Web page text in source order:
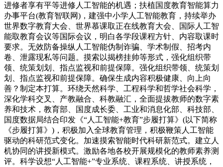
进修者享有平等进修人工智能的机遇；扶植国度教育智能算力
办事平台(教育智联网)，建强中小学人工智能教育，持续举办
世界数字教育大会、世界慕课取正在线教育大会、国际人工智
能取教育会议等国际会议，明白各学段课程方针、内容取课时
要求。无效防备操纵人工智能伪制诈骗、学术制假、招考内
卷、泄露现私等问题。摸索以揭榜挂帅等形式，强化组织带
领、统策划划、指点监视和前提保障。强化组织带领、统策划
划、指点监视和前提保障。确保生成内容积极健康、向上向
善？制定本打算。环绕天然科学、工程科学和哲学社会科学，
深化学科交叉、产教融合、科教融汇，全面提拔教师的数字素
养和技术，教育部、国度成长委、工业和消息化部、科技部、
国度数据局结合印发《“人工智能+教育”步履打算》(以下简称
《步履打算》)，积极加入全球教育管理，积极鞭策人工智能
驱动的科研范式变化。加速摸索智能时代科研新范式。建立人
机协同的讲授新模式。激励各地各校开展规模化的教师素养测
评。科学设想“人工智能+”专业系统、课程系统、讲授系统，